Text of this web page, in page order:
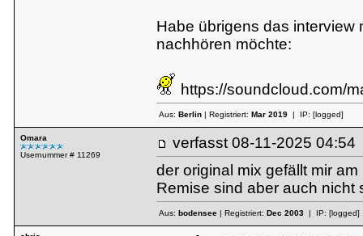
Habe übrigens das interview
nachhören möchte:
https://soundcloud.com/
Aus: Berlin| Registriert: Mar 2019| IP: [logged]
Omara
Usernummer # 11269
verfasst 08-11-2025
der original mix gefällt mir
Remise sind aber auch nicht
Aus: bodensee| Registriert: Dec 2003| IP: [logged]